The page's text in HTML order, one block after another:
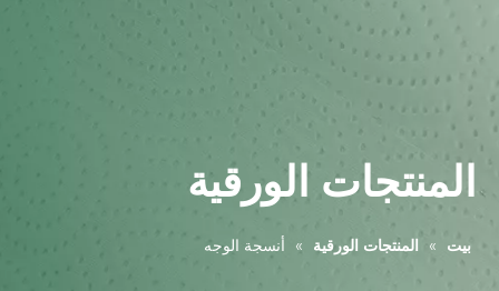
Filipino
المنتجات الورقية
بيت » المنتجات الورقية » أنسجة الوجه